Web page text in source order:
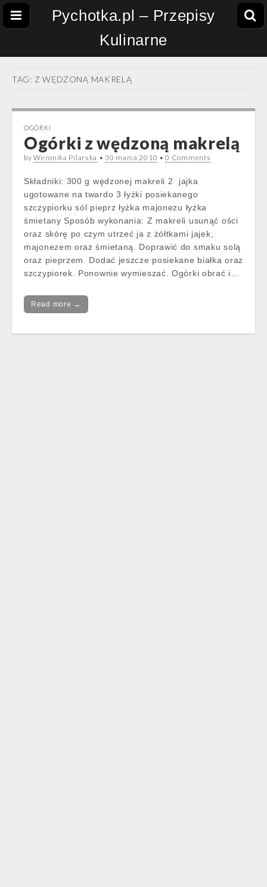
Pychotka.pl – Przepisy
Kulinarne
TAG: Z WĘDZONĄ MAKRELĄ
OGÓRKI
Ogórki z wędzoną makrelą
byWeronika Pilarska •30 marca 2010 •0 Comments
Składniki: 300 g wędzonej makreli 2 jajka
ugotowane na twardo 3 łyżki posiekanego
szczypiorku sól pieprz łyżka majonezu łyżka
śmietany Sposób wykonania: Z makreli usunąć ości
oraz skórę po czym utrzeć ja z żółtkami jajek,
majonezem oraz śmietaną. Doprawić do smaku solą
oraz pieprzem. Dodać jeszcze posiekane białka oraz
szczypiorek. Ponownie wymieszać. Ogórki obrać i…
Read more →